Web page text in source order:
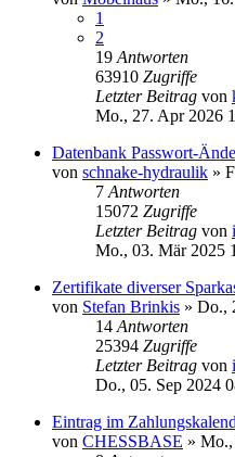
1
2
19 Antworten
63910 Zugriffe
Letzter Beitrag von
Mo., 27. Apr 2026
Datenbank Passwort-
von schnake-hydraulik »
7 Antworten
15072 Zugriffe
Letzter Beitrag von
Mo., 03. Mär 2025
Zertifikate diverser
von Stefan Brinkis » Do.,
14 Antworten
25394 Zugriffe
Letzter Beitrag von
Do., 05. Sep 2024
Eintrag im
von CHESSBASE » Mo.,